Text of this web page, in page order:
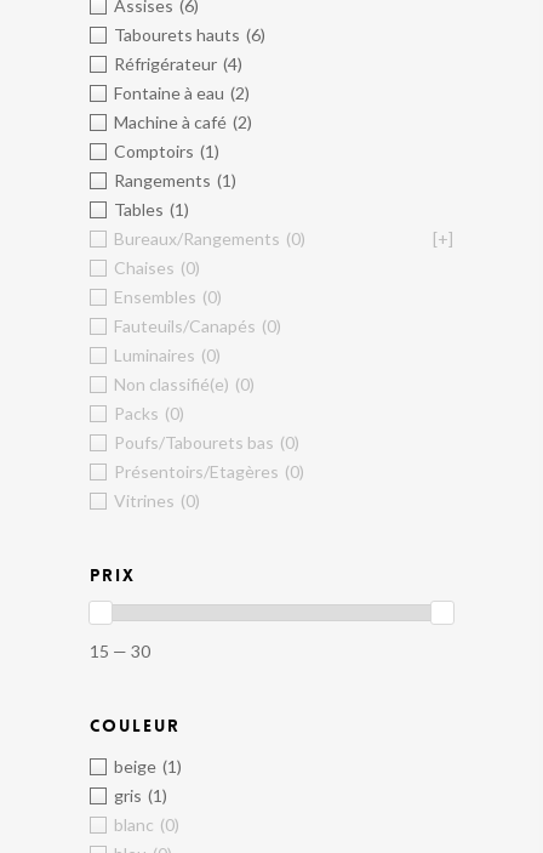
Assises (6)
Tabourets hauts (6)
Réfrigérateur (4)
Fontaine à eau (2)
Machine à café (2)
Comptoirs (1)
Rangements (1)
Tables (1)
Bureaux/Rangements (0)
[+]
Chaises (0)
Ensembles (0)
Fauteuils/Canapés (0)
Luminaires (0)
Non classifié(e) (0)
Packs (0)
Poufs/Tabourets bas (0)
Présentoirs/Etagères (0)
Vitrines (0)
PRIX
15 — 30
COULEUR
beige (1)
gris (1)
blanc (0)